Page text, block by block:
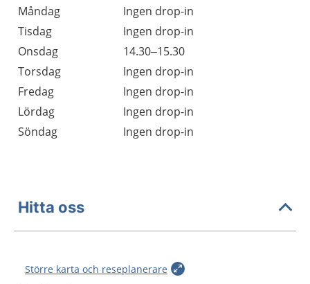
Måndag
Ingen drop-in
Tisdag
Ingen drop-in
Onsdag
14.30–15.30
Torsdag
Ingen drop-in
Fredag
Ingen drop-in
Lördag
Ingen drop-in
Söndag
Ingen drop-in
Hitta oss
Större karta och reseplanerare